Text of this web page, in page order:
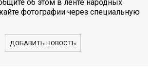
об этом в ленте народных
фотографии через специальную
ДОБАВИТЬ НОВОСТЬ